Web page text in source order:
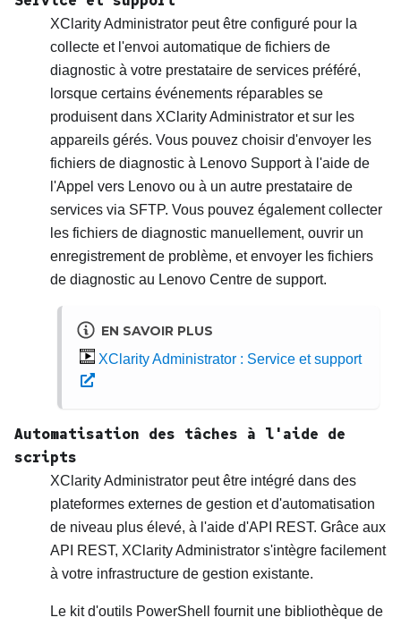
XClarity Administrator peut être configuré pour la
collecte et l'envoi automatique de fichiers de
diagnostic à votre prestataire de services préféré,
lorsque certains événements réparables se
produisent dans XClarity Administrator et sur les
appareils gérés. Vous pouvez choisir d'envoyer les
fichiers de diagnostic à Lenovo Supportà l'aide de
l'Appel vers Lenovo ou à un autre prestataire de
services via SFTP. Vous pouvez également collecter
les fichiers de diagnostic manuellement, ouvrir un
enregistrement de problème, et envoyer les fichiers
de diagnostic au Lenovo Centre de support.
EN SAVOIR PLUS
XClarity Administrator : Service et support
Automatisation des tâches à l'aide de
scripts
XClarity Administrator peut être intégré dans des
plateformes externes de gestion et d'automatisation
de niveau plus élevé, à l'aide d'API REST. Grâce aux
API REST, XClarity Administrator s'intègre facilement
à votre infrastructure de gestion existante.
Le kit d'outils PowerShell fournit une bibliothèque de